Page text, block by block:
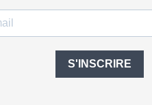
S'INSCRIRE